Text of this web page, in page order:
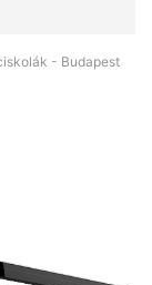
- Budapest